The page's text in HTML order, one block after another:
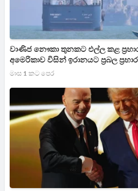
වාණිජ නෞකා තුනකට එල්ල කළ
අමෙරිකාව විසින් ඉරානයට ප්‍රබල
මාස 1 කට පෙර